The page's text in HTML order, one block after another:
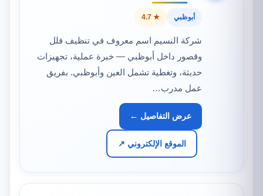
أبوظبي ★ 4.7
شركة النسيم اسم معروف في تنظيف فلل
وقصور داخل أبوظبي — خبرة عملية، تجهيزات
حديثة، وتغطية تشمل العين وأبوظبي. بفريق
عمل مدرب…
عرض التفاصيل ←
الموقع الإلكتروني ↗